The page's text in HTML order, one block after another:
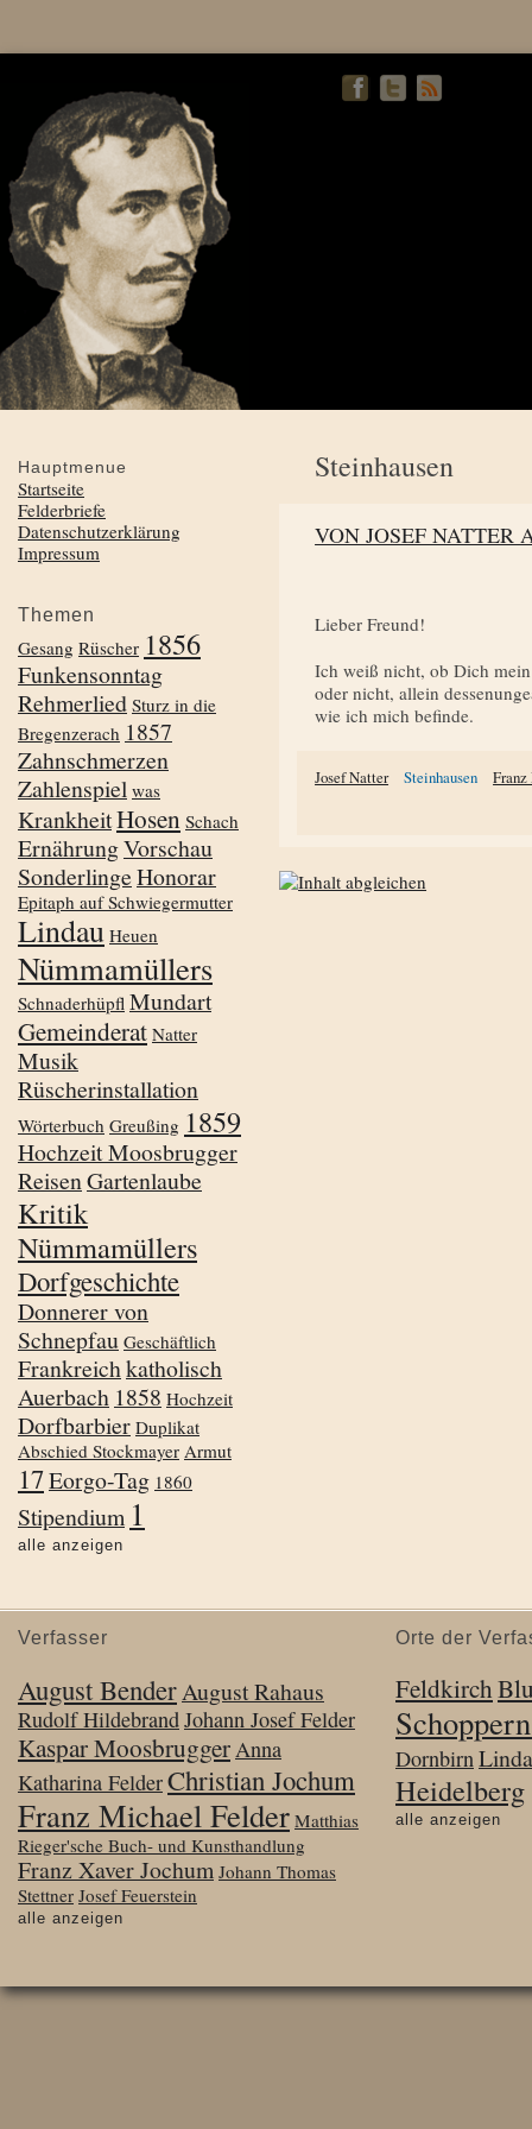
Steinhausen
VON JOSEF NATTER
Lieber Freund!
Ich weiß nicht, ob Dich
oder nicht, allein
wie ich mich befinde.
Josef Natter Steinhausen
Hauptmenue
Startseite
Felderbriefe
Datenschutzerklärung
Impressum
Themen
Gesang Rüscher 1856
Funkensonntag
Rehmerlied Sturz in die
Bregenzerach 1857
Zahnschmerzen
Zahlenspiel was
KrankheitHosen Schach
ErnährungVorschau
SonderlingeHonorar
Epitaph auf Schwiegermutter
Lindau Heuen
Nümmamüllers
Schnaderhüpfl Mundart
Gemeinderat Natter
Musik
Rüscherinstallation
Wörterbuch Greußing 1859
Hochzeit Moosbrugger
ReisenGartenlaube
Kritik
Nümmamüllers
Dorfgeschichte
Donnerer von
Schnepfau Geschäftlich
Frankreichkatholisch
Auerbach 1858 Hochzeit
Dorfbarbier Duplikat
Abschied Stockmayer Armut
17Eorgo-Tag 1860
Stipendium 1
alle anzeigen
Verfasser
August BenderAugust Rahaus
Rudolf HildebrandJohann Josef Felder
Kaspar Moosbrugger Anna
Katharina FelderChristian Jochum
Franz Michael Felder Matthias
Rieger'sche Buch- und Kunsthandlung
Franz Xaver Jochum Johann Thomas
Stettner Josef Feuerstein
alle anzeigen
Orte der
Feldkirch
Dornbirn
Heidelberg
alle anzeigen